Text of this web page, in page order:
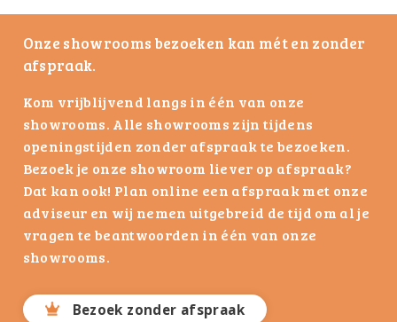
Onze showrooms bezoeken kan mét en zonder
afspraak.
Kom vrijblijvend langs in één van onze
showrooms. Alle showrooms zijn tijdens
openingstijden zonder afspraak te bezoeken.
Bezoek je onze showroom liever op afspraak?
Dat kan ook! Plan online een afspraak met onze
adviseur en wij nemen uitgebreid de tijd om al je
vragen te beantwoorden in één van onze
showrooms.
Bezoek zonder afspraak